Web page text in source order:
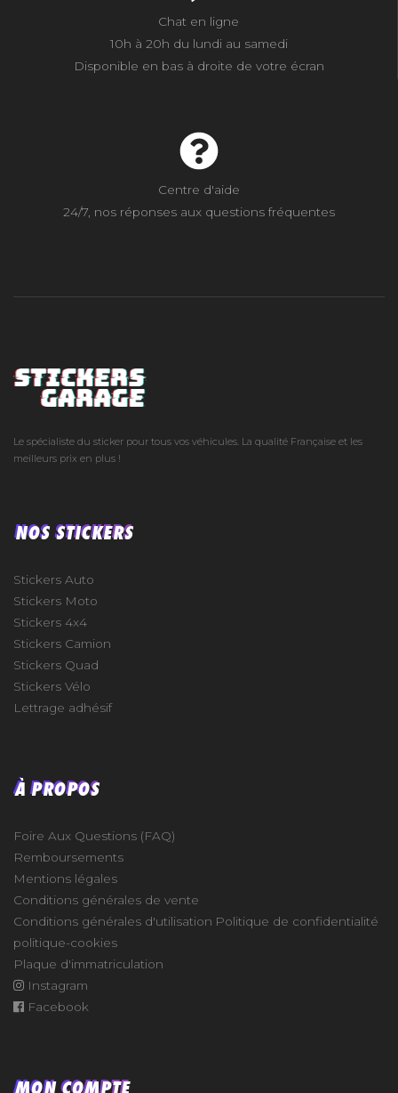
Chat en ligne
10h à 20h du lundi au samedi
Disponible en bas à droite de votre écran
Centre d'aide
24/7, nos réponses aux questions fréquentes
Le spécialiste du sticker pour tous vos véhicules. La qualité Française et les
meilleurs prix en plus !
NOS STICKERS
Stickers Auto
Stickers Moto
Stickers 4x4
Stickers Camion
Stickers Quad
Stickers Vélo
Lettrage adhésif
À PROPOS
Foire Aux Questions (FAQ)
Remboursements
Mentions légales
Conditions générales de vente
Conditions générales d'utilisation Politique de confidentialité
politique-cookies
Plaque d'immatriculation
Instagram
Facebook
MON COMPTE